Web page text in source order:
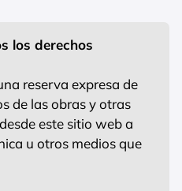
los derechos
reserva expresa de
de las obras y otras
este sitio web a
u otros medios que